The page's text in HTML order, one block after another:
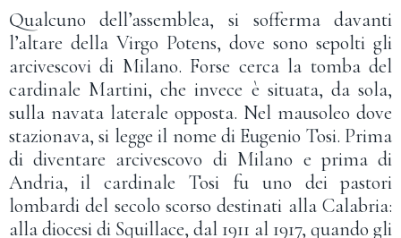
Qualcuno dell’assemblea, si sofferma davanti
l’altare della Virgo Potens, dove sono sepolti gli
arcivescovi di Milano. Forse cerca la tomba del
cardinale Martini, che invece è situata, da sola,
sulla navata laterale opposta. Nel mausoleo dove
stazionava, si legge il nome di Eugenio Tosi. Prima
di diventare arcivescovo di Milano e prima di
Andria, il cardinale Tosi fu uno dei pastori
lombardi del secolo scorso destinati alla Calabria:
alla diocesi di Squillace, dal 1911 al 1917, quando gli